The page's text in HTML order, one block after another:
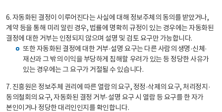
6. 자동화된 결정이 이루어진다는 사실에 대해 정보주체의 동의를 받았거나,
계약 등을 통해 미리 알린 경우, 법률에 명확히 규정이 있는 경우에는 자동화된
결정에 대한 거부는 인정되지 않으며 설명 및 검토 요구만 가능합니다.
또한 자동화된 결정에 대한 거부·설명 요구는 다른 사람의 생명·신체·
재산과 그 밖의 이익을 부당하게 침해할 우려가 있는 등 정당한 사유가
있는 경우에는 그 요구가 거절될 수 있습니다.
7. 진흥원은 정보주체 권리에 따른 열람의 요구, 정정·삭제의 요구, 처리정지·
동의철회의 요구, 자동화된 결정 거부·설명 요구 시 열람 등 요구를 한 자가
본인이거나 정당한 대리인인지를 확인합니다.